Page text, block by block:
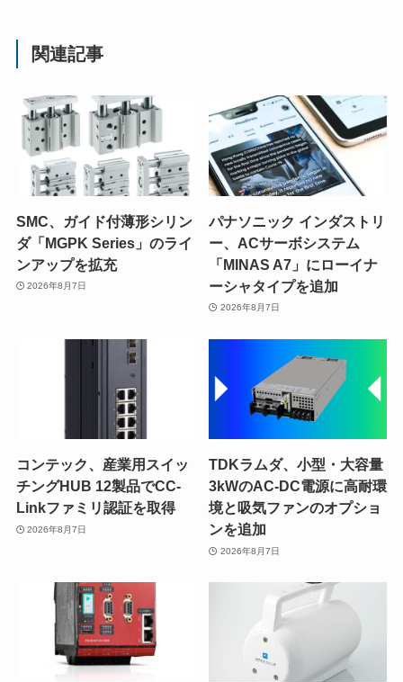
関連記事
SMC、ガイド付薄形シリン
ダ「MGPK Series」のライ
ンアップを拡充
2026年8月7日
パナソニック インダストリ
ー、ACサーボシステム
「MINAS A7」にローイナ
ーシャタイプを追加
2026年8月7日
コンテック、産業用スイッ
チングHUB 12製品でCC-
Linkファミリ認証を取得
2026年8月7日
TDKラムダ、小型・大容量
3kWのAC-DC電源に高耐環
境と吸気ファンのオプショ
ンを追加
2026年8月7日